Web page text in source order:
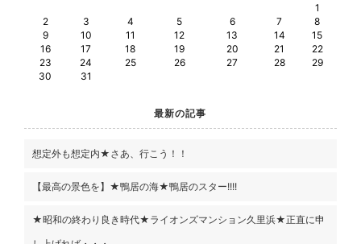
1
2
3 4 5 6 7
8
9
10 11 12 13 14
15
16
17 18 19 20 21
22
23
24 25 26 27 28
29
30
31
最新の記事
想定外も想定内★さあ、行こう！！
【最高の景色を】★鴨居の海★鴨居のスター!!!!
★昭和の終わり良き時代★ライオンズマンション久里浜★正直に申